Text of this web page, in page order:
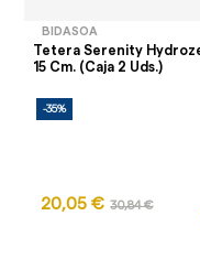
BIDASOA
Tetera Serenity
15 Cm. (Caja 2 Uds.)
-35%
20,05 € 30,84 €